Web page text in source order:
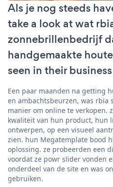
Als je nog steeds
take a look at wat
zonnebrillenbedrijf
handgemaakte
seen in their
Een paar maanden na getting
en ambachtsbeurzen, was rbia
manier om online te verkopen.
kwaliteit van hun product, hun
ontwerpen, op een visueel
zien. hun Megatemplate bood
oplossing. ze probeerden een
voordat ze powr slider vonden
onderdeel van de site en was
gebruiken.